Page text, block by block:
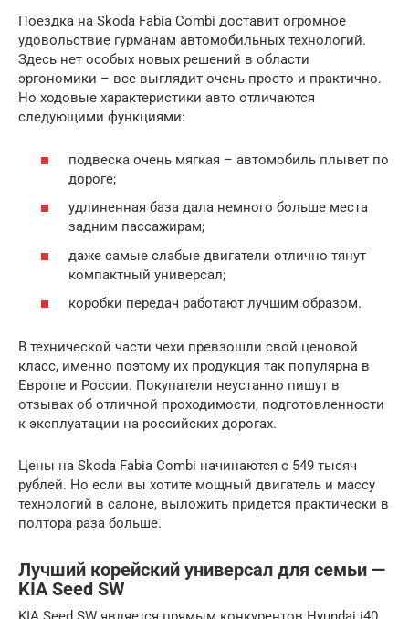
Поездка на Skoda Fabia Combi доставит огромное
удовольствие гурманам автомобильных технологий.
Здесь нет особых новых решений в области
эргономики – все выглядит очень просто и практично.
Но ходовые характеристики авто отличаются
следующими функциями:
подвеска очень мягкая – автомобиль плывет по
дороге;
удлиненная база дала немного больше места
задним пассажирам;
даже самые слабые двигатели отлично тянут
компактный универсал;
коробки передач работают лучшим образом.
В технической части чехи превзошли свой ценовой
класс, именно поэтому их продукция так популярна в
Европе и России. Покупатели неустанно пишут в
отзывах об отличной проходимости, подготовленности
к эксплуатации на российских дорогах.
Цены на Skoda Fabia Combi начинаются с 549 тысяч
рублей. Но если вы хотите мощный двигатель и массу
технологий в салоне, выложить придется практически в
полтора раза больше.
Лучший корейский универсал для семьи —
KIA Seed SW